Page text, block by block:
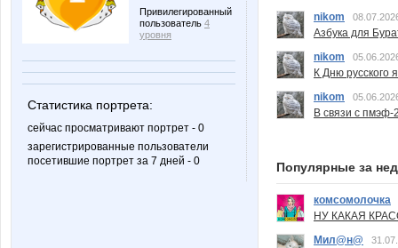
Привилегированный
пользователь 4
уровня
Статистика портрета:
сейчас просматривают портрет - 0
зарегистрированные пользователи
посетившие портрет за 7 дней - 0
nikom
Азбука для
nikom
К Дню русского
nikom
В связи с пмэф-
Популярные за
комсомолочка
НУ КАКАЯ
Мил@н@